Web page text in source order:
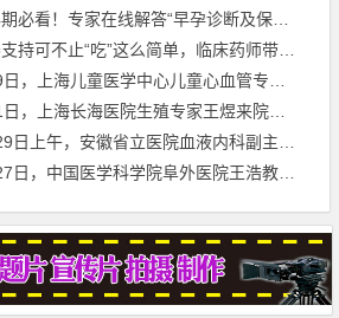
看！专家在线解答“早孕诊断及保胎治疗”
可不止“吃”这么简单，临床药师带你走出误区
儿童医学中心儿童心血管专家刘廷亮教授来院坐诊
，上海长海医院生殖专家王煜来院通知
，安徽省立医院血液内科副主任医师薛磊来院坐诊通知
医学科学院阜外医院王浩教授来院开展心血管超声诊疗服务